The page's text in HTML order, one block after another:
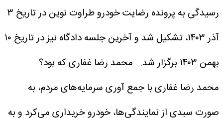
رسیدگی به پرونده رضایت خودرو طراوت نوین در تاریخ ۳
آذر ۱۴۰۳، تشکیل شد و آخرین جلسه دادگاه نیز در تاریخ ۱۰
بهمن ۱۴۰۳ برگزار شد.
محمد رضا غفاری که بود؟
محمد رضا غفاری با جمع آوری سرمایه‌های مردم، به
صورت سبدی از نمایندگی‌ها، خودرو خریداری می‌کرد و به